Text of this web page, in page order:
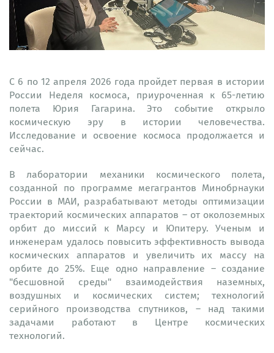
C 6 по 12 апреля 2026 года пройдет первая в истории
России Неделя космоса, приуроченная к 65-летию
полета Юрия Гагарина. Это событие открыло
космическую эру в истории человечества.
Исследование и освоение космоса продолжается и
сейчас.
В лаборатории механики космического полета,
созданной по программе мегагрантов Минобрнауки
России в МАИ, разрабатывают методы оптимизации
траекторий космических аппаратов – от околоземных
орбит до миссий к Марсу и Юпитеру. Ученым и
инженерам удалось повысить эффективность вывода
космических аппаратов и увеличить их массу на
орбите до 25%. Еще одно направление – создание
"бесшовной среды" взаимодействия наземных,
воздушных и космических систем; технологий
серийного производства спутников, – над такими
задачами работают в Центре космических
технологий.